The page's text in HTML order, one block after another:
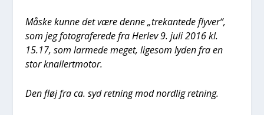
Måske kun­ne det være den­ne „tre­kan­te­de fly­ver“,
som jeg foto­gra­fe­re­de fra Her­lev 9. juli 2016 kl.
15.17, som lar­me­de meget, lige­som lyden fra en
stor knal­lert­mo­tor.
Den fløj fra ca. syd ret­ning mod nord­lig ret­ning.